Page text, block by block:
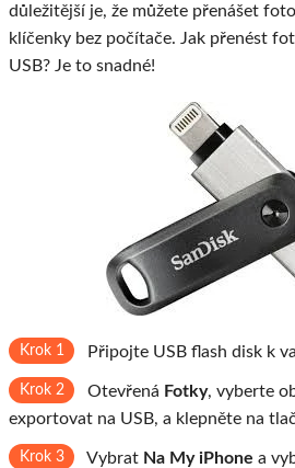
důležitější je, že můžete přenášet
klíčenky bez počítače. Jak přenést
USB? Je to snadné!
Krok 1 Připojte USB flash disk k
Krok 2 Otevřená Fotky, vyberte
exportovat na USB, a klepněte na
Krok 3 Vybrat Na My iPhone a